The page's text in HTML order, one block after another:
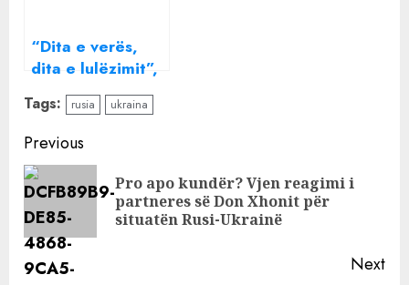
“Dita e verës,
dita e lulëzimit”,
Berisha në
Elbasan: Pranverë
e bashkimit të
demokratëve
Tags: rusia ukraina
Continue
Reading
Previous
Pro apo kundër? Vjen reagimi i
partneres së Don Xhonit për
situatën Rusi-Ukrainë
Next